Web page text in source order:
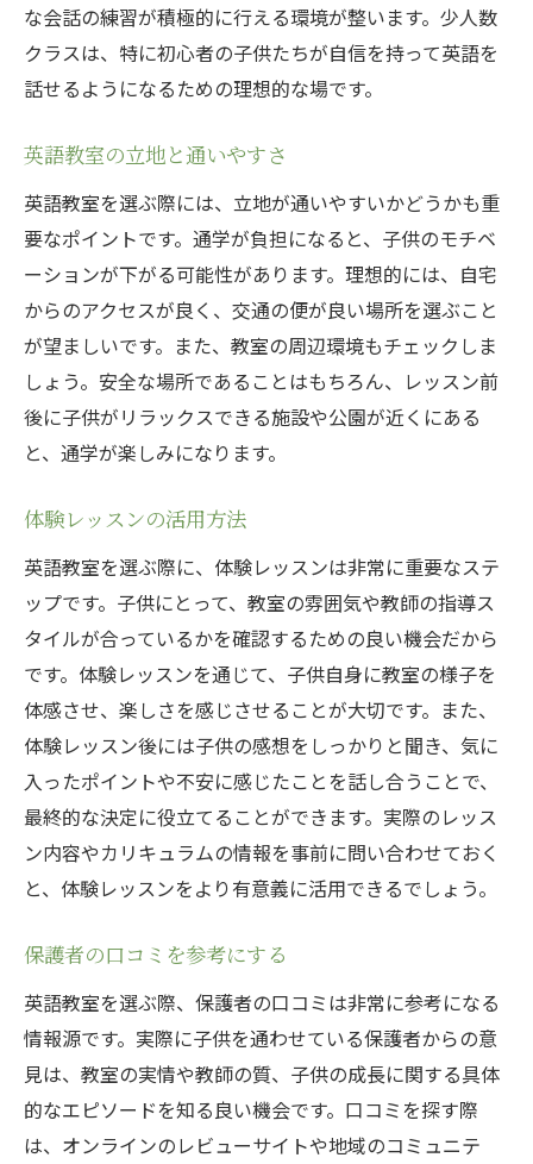
な会話の練習が積極的に行える環境が整います。少人数
クラスは、特に初心者の子供たちが自信を持って英語を
話せるようになるための理想的な場です。
英語教室の立地と通いやすさ
英語教室を選ぶ際には、立地が通いやすいかどうかも重
要なポイントです。通学が負担になると、子供のモチベ
ーションが下がる可能性があります。理想的には、自宅
からのアクセスが良く、交通の便が良い場所を選ぶこと
が望ましいです。また、教室の周辺環境もチェックしま
しょう。安全な場所であることはもちろん、レッスン前
後に子供がリラックスできる施設や公園が近くにある
と、通学が楽しみになります。
体験レッスンの活用方法
英語教室を選ぶ際に、体験レッスンは非常に重要なステ
ップです。子供にとって、教室の雰囲気や教師の指導ス
タイルが合っているかを確認するための良い機会だから
です。体験レッスンを通じて、子供自身に教室の様子を
体感させ、楽しさを感じさせることが大切です。また、
体験レッスン後には子供の感想をしっかりと聞き、気に
入ったポイントや不安に感じたことを話し合うことで、
最終的な決定に役立てることができます。実際のレッス
ン内容やカリキュラムの情報を事前に問い合わせておく
と、体験レッスンをより有意義に活用できるでしょう。
保護者の口コミを参考にする
英語教室を選ぶ際、保護者の口コミは非常に参考になる
情報源です。実際に子供を通わせている保護者からの意
見は、教室の実情や教師の質、子供の成長に関する具体
的なエピソードを知る良い機会です。口コミを探す際
は、オンラインのレビューサイトや地域のコミュニテ